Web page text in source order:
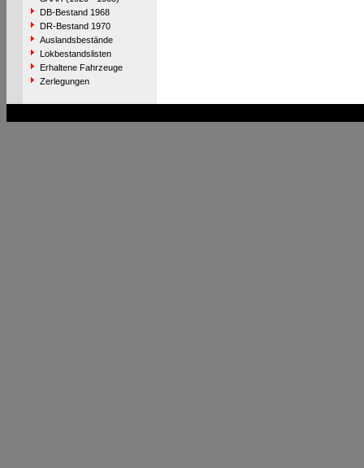
DB-Bestand 1968
DR-Bestand 1970
Auslandsbestände
Lokbestandslisten
Erhaltene Fahrzeuge
Zerlegungen